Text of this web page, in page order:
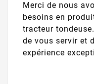
Merci de nous
besoins en
tracteur
de vous servir et
expérience